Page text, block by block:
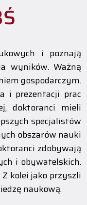
i poznają
wyników. Ważną
gospodarczym.
i prezentacji prac
doktoranci mieli
specjalistów
obszarów nauki
zdobywają
i obywatelskich.
kolei jako przyszli
naukową.